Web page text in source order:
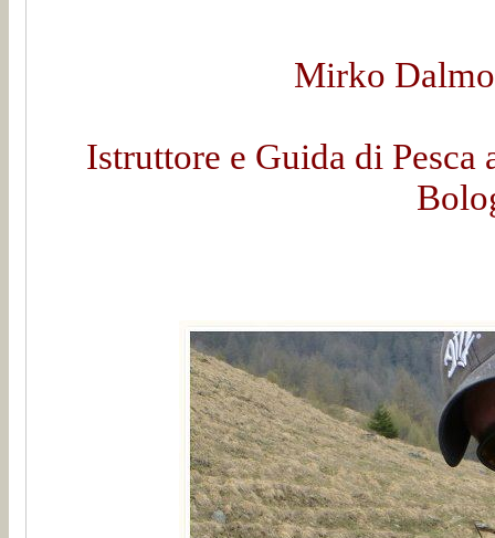
Mirko
Istruttore e Guida di Pesca